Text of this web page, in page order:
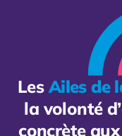
LesAiles de
la volonté
concrète